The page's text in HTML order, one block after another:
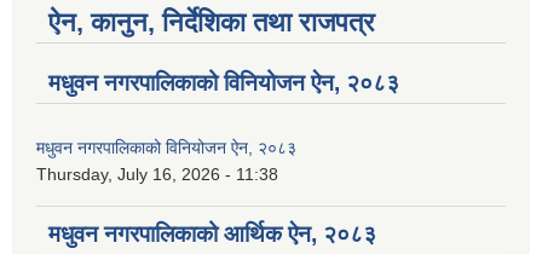
ऐन, कानुन, निर्देशिका तथा राजपत्र
मधुवन नगरपालिकाको विनियोजन ऐन, २०८३
मधुवन नगरपालिकाको विनियोजन ऐन, २०८३
Thursday, July 16, 2026 - 11:38
मधुवन नगरपालिकाको आर्थिक ऐन, २०८३